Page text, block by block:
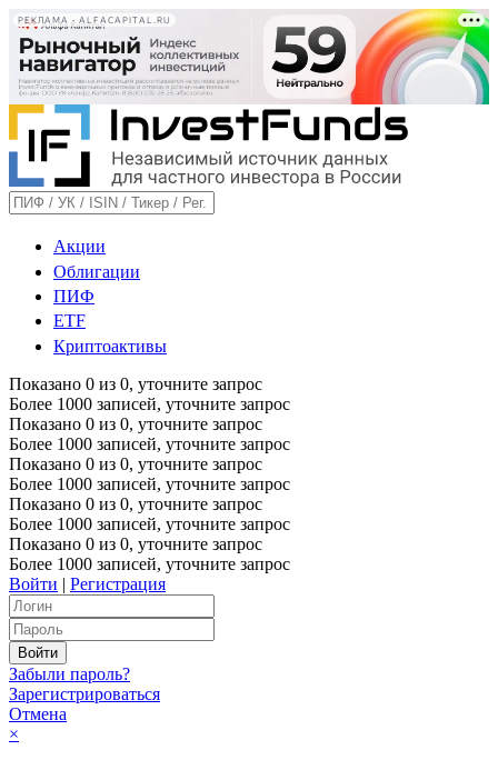
РЕКЛАМА • ALFACAPITAL.RU
Акции
Облигации
ПИФ
ETF
Криптоактивы
Показано 0 из 0, уточните запрос
Более 1000 записей, уточните запрос
Показано 0 из 0, уточните запрос
Более 1000 записей, уточните запрос
Показано 0 из 0, уточните запрос
Более 1000 записей, уточните запрос
Показано 0 из 0, уточните запрос
Более 1000 записей, уточните запрос
Показано 0 из 0, уточните запрос
Более 1000 записей, уточните запрос
Войти | Регистрация
Забыли пароль?
Зарегистрироваться
Отмена
×